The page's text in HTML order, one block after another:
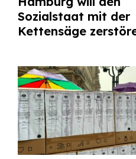
Sozialstaat mit der
Kettensäge